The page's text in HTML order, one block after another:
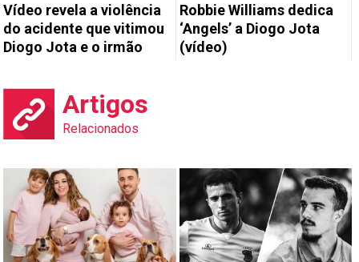
Vídeo revela a violência
do acidente que vitimou
Diogo Jota e o irmão
Robbie Williams dedica
‘Angels’ a Diogo Jota
(vídeo)
Artigos
Relacionados